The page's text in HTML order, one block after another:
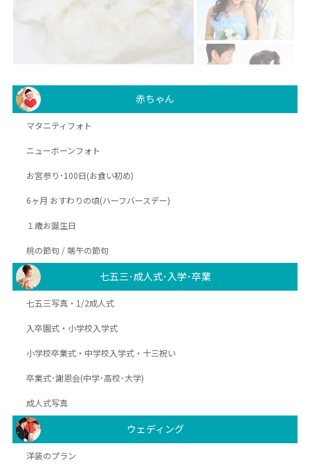
赤ちゃん
マタニティフォト
ニューボーンフォト
お宮参り･100日(お食い初め)
6ヶ月 おすわりの頃(ハーフバースデー)
１歳お誕生日
桃の節句 / 端午の節句
七五三･成人式･入学･卒業
七五三写真・1/2成人式
入卒園式・小学校入学式
小学校卒業式・中学校入学式・十三祝い
卒業式･謝恩会(中学･高校･大学)
成人式写真
ウェディング
洋装のプラン